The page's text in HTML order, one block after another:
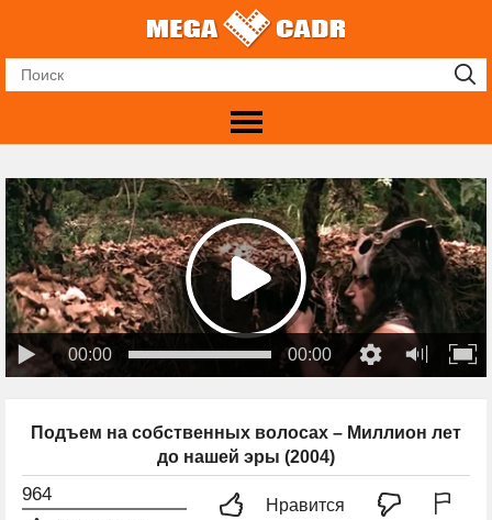
00:00 00:00
Подъем на собственных волосах – Миллион лет
до нашей эры (2004)
964
Нравится